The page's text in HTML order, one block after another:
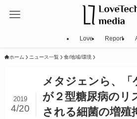
Love Report
ホーム ニュース一覧 食/地域/環境
メタジェンら、「
が２型糖尿病のリ
される細菌の増殖
2019
4/20